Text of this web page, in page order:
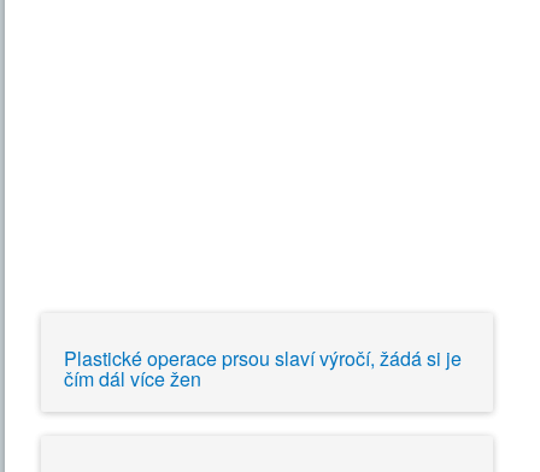
Plastické operace prsou slaví výročí, žádá si je
čím dál více žen